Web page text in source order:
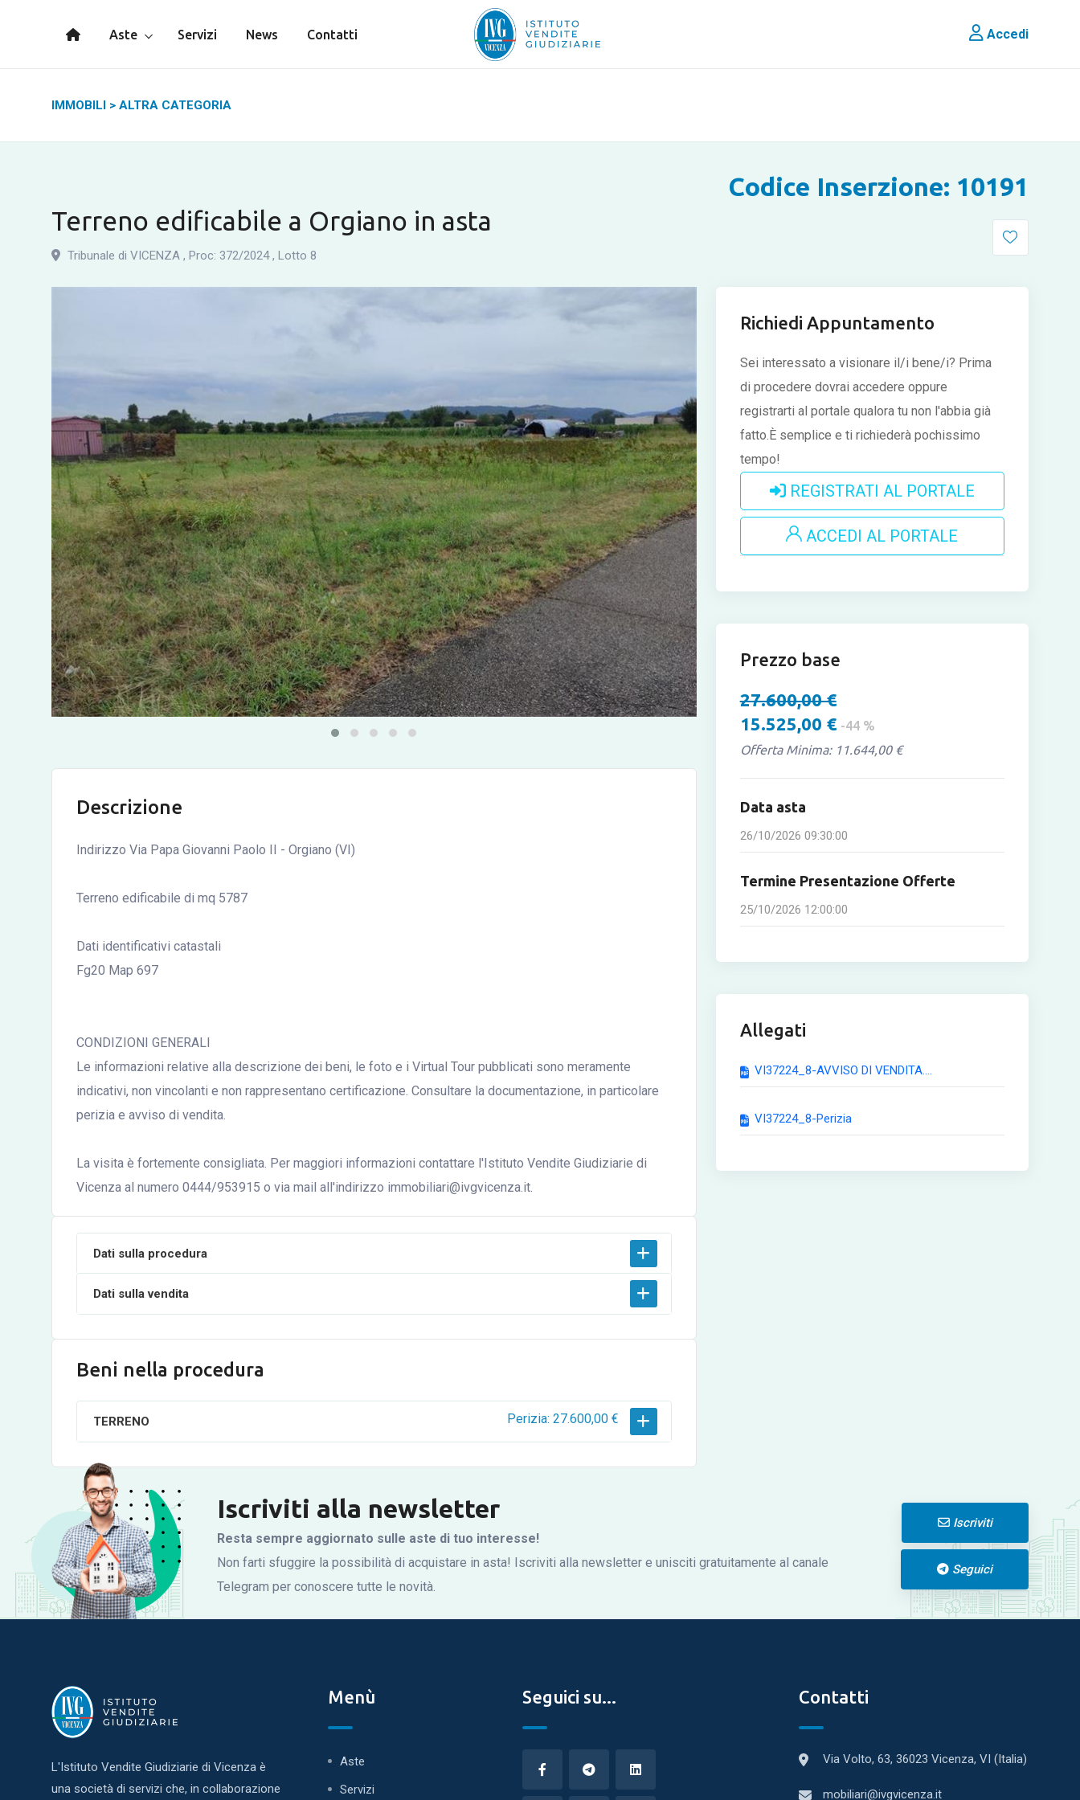
Aste Servizi News Contatti Accedi
IMMOBILI > ALTRA CATEGORIA
Codice Inserzione: 10191
Terreno edificabile a Orgiano in asta
Tribunale di VICENZA , Proc: 372/2024, Lotto 8
Descrizione
Indirizzo Via Papa Giovanni Paolo II - Orgiano (VI)
Terreno edificabile di mq 5787
Dati identificativi catastali
Fg20 Map 697
CONDIZIONI GENERALI
Le informazioni relative alla descrizione dei beni, le foto e i Virtual Tour pubblicati sono meramente
indicativi, non vincolanti e non rappresentano certificazione. Consultare la documentazione, in particolare
perizia e avviso di vendita.
La visita è fortemente consigliata. Per maggiori informazioni contattare l'Istituto Vendite Giudiziarie di
Vicenza al numero 0444/953915 o via mail all'indirizzo immobiliari@ivgvicenza.it.
Dati sulla procedura
Dati sulla vendita
Beni nella procedura
TERRENO Perizia: 27.600,00 €
Richiedi Appuntamento
Sei interessato a visionare il/i bene/i? Prima
di procedere dovrai accedere oppure
registrarti al portale qualora tu non l'abbia già
fatto.È semplice e ti richiederà pochissimo
tempo!
REGISTRATI AL PORTALE
ACCEDI AL PORTALE
Prezzo base
27.600,00 €
15.525,00 € -44 %
Offerta Minima: 11.644,00 €
Data asta
26/10/2026 09:30:00
Termine Presentazione Offerte
25/10/2026 12:00:00
Allegati
VI37224_8-AVVISO DI VENDITA....
VI37224_8-Perizia
Iscriviti alla newsletter
Resta sempre aggiornato sulle aste di tuo interesse!
Non farti sfuggire la possibilità di acquistare in asta! Iscriviti alla newsletter e unisciti gratuitamente al canale
Telegram per conoscere tutte le novità.
Iscriviti
Seguici
L'Istituto Vendite Giudiziarie di Vicenza è
una società di servizi che, in collaborazione
Menù
Aste
Servizi
Seguici su... Contatti
Via Volto, 63, 36023 Vicenza, VI (Italia)
mobiliari@ivgvicenza.it